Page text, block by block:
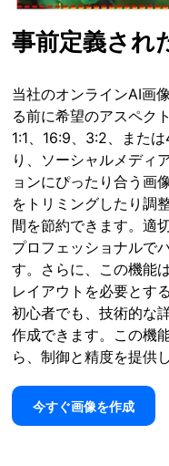
事前定義され
当社のオンラインAI画
る前に希望のアスペク
1:1、16:9、3:2、また
り、ソーシャルメディ
ョンにぴったり合う画
をトリミングしたり調
間を節約できます。適
プロフェッショナルで
す。さらに、この機能
レイアウトを必要とす
初心者でも、技術的な
作成できます。この機
ら、制御と精度を提供
今すぐ画像を作成